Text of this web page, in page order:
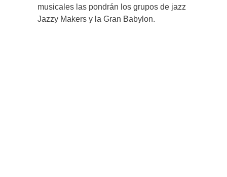
musicales las pondrán los grupos de jazz
Jazzy Makers y la Gran Babylon.